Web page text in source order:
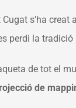
s’ha
perdi la tradició
de tot el
de